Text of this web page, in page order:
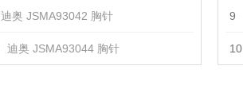
迪奥 JSMA93042 胸针
迪奥 JSMA93044 胸针
9
10